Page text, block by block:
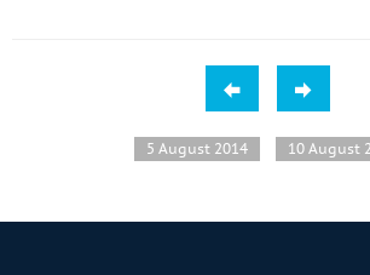
5 August 2014 10 August